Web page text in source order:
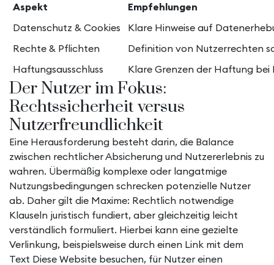
Aspekt
Empfehlungen
Datenschutz & Cookies
Klare Hinweise auf
Rechte & Pflichten
Definition von Nutzerrechten
Haftungsausschluss
Klare Grenzen der Haftung bei
Der Nutzer im Fokus:
Rechtssicherheit versus
Nutzerfreundlichkeit
Eine Herausforderung besteht darin, die Balance
zwischen rechtlicher Absicherung und Nutzererlebnis zu
wahren. Übermäßig komplexe oder langatmige
Nutzungsbedingungen schrecken potenzielle Nutzer
ab. Daher gilt die Maxime: Rechtlich notwendige
Klauseln juristisch fundiert, aber gleichzeitig leicht
verständlich formuliert. Hierbei kann eine gezielte
Verlinkung, beispielsweise durch einen Link mit dem
Text Diese Website besuchen, für Nutzer einen